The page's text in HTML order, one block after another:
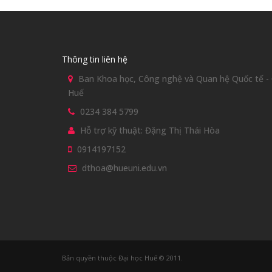
Thông tin liên hệ
Ban Khoa học, Công nghệ và Quan hệ Quốc tế
Huế
0234 384 5799
Hỗ trợ kỹ thuật: Đặng Thị Thái Hòa
0914197152
dthoa@hueuni.edu.vn
Bản quyền thuộc Đại học Huế © 2011.